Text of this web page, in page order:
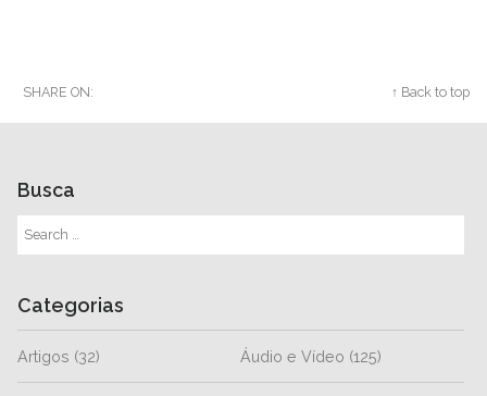
SHARE ON: ↑ Back to top
Busca
Categorias
Artigos (32) Áudio e Vídeo (125)